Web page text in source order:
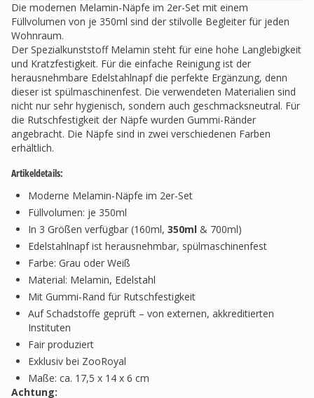
Die modernen Melamin-Näpfe im 2er-Set mit einem
Füllvolumen von je 350ml sind der stilvolle Begleiter für jeden
Wohnraum.
Der Spezialkunststoff Melamin steht für eine hohe Langlebigkeit
und Kratzfestigkeit. Für die einfache Reinigung ist der
herausnehmbare Edelstahlnapf die perfekte Ergänzung, denn
dieser ist spülmaschinenfest. Die verwendeten Materialien sind
nicht nur sehr hygienisch, sondern auch geschmacksneutral. Für
die Rutschfestigkeit der Näpfe wurden Gummi-Ränder
angebracht. Die Näpfe sind in zwei verschiedenen Farben
erhältlich.
Artikeldetails:
Moderne Melamin-Näpfe im 2er-Set
Füllvolumen: je 350ml
In 3 Größen verfügbar (160ml, 350ml & 700ml)
Edelstahlnapf ist herausnehmbar, spülmaschinenfest
Farbe: Grau oder Weiß
Material: Melamin, Edelstahl
Mit Gummi-Rand für Rutschfestigkeit
Auf Schadstoffe geprüft – von externen, akkreditierten
Instituten
Fair produziert
Exklusiv bei ZooRoyal
Maße: ca. 17,5 x 14 x 6 cm
Achtung: